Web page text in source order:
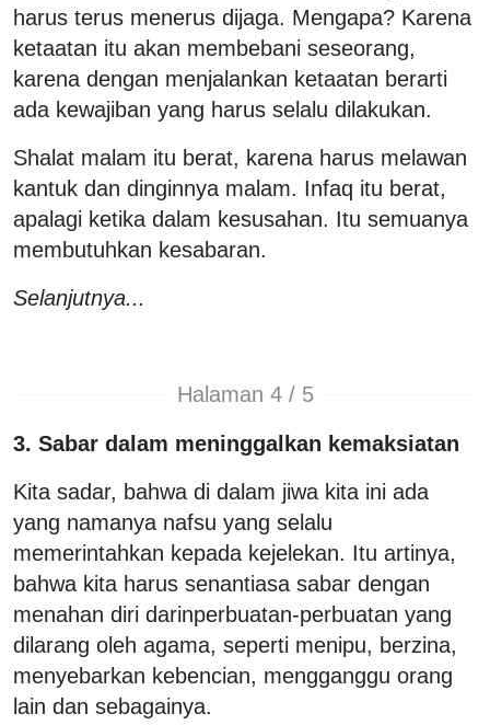
harus terus menerus dijaga. Mengapa? Karena
ketaatan itu akan membebani seseorang,
karena dengan menjalankan ketaatan berarti
ada kewajiban yang harus selalu dilakukan.
Shalat malam itu berat, karena harus melawan
kantuk dan dinginnya malam. Infaq itu berat,
apalagi ketika dalam kesusahan. Itu semuanya
membutuhkan kesabaran.
Selanjutnya...
Halaman 4 / 5
3. Sabar dalam meninggalkan kemaksiatan
Kita sadar, bahwa di dalam jiwa kita ini ada
yang namanya nafsu yang selalu
memerintahkan kepada kejelekan. Itu artinya,
bahwa kita harus senantiasa sabar dengan
menahan diri darinperbuatan-perbuatan yang
dilarang oleh agama, seperti menipu, berzina,
menyebarkan kebencian, mengganggu orang
lain dan sebagainya.